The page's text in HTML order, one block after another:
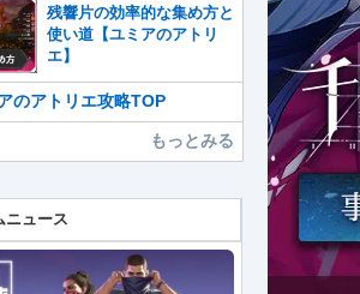
残響片の効率的な集め方と
使い道【ユミアのアトリ
エ】
のアトリエ攻略TOP
もっとみる
ニュース